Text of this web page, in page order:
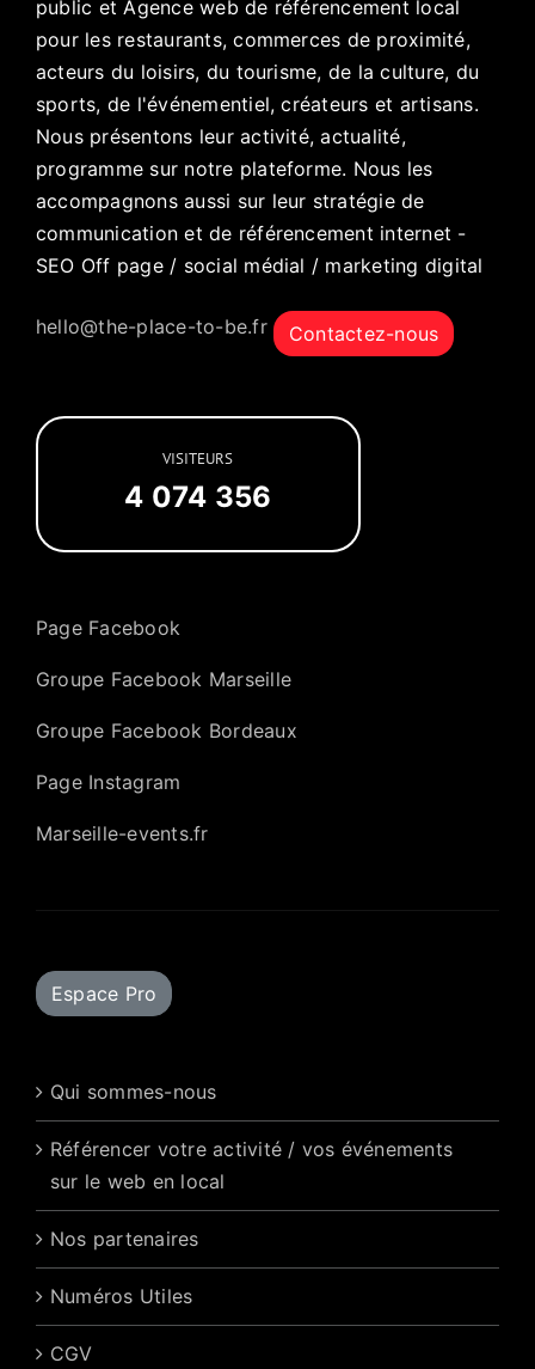
public et Agence web de référencement local
pour les restaurants, commerces de proximité,
acteurs du loisirs, du tourisme, de la culture, du
sports, de l'événementiel, créateurs et artisans.
Nous présentons leur activité, actualité,
programme sur notre plateforme. Nous les
accompagnons aussi sur leur stratégie de
communication et de référencement internet -
SEO Off page / social médial / marketing digital
hello@the-place-to-be.fr Contactez-nous
VISITEURS
4 074 356
Page Facebook
Groupe Facebook Marseille
Groupe Facebook Bordeaux
Page Instagram
Marseille-events.fr
Espace Pro
Qui sommes-nous
Référencer votre activité / vos événements
sur le web en local
Nos partenaires
Numéros Utiles
CGV